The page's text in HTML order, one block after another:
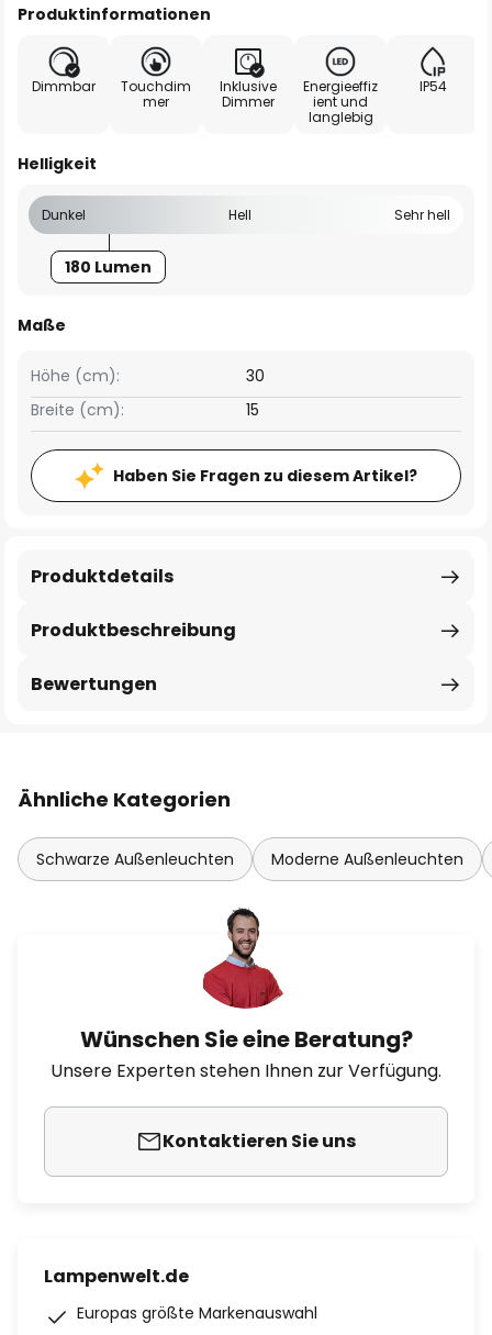
Produktinformationen
Dimmbar
Touchdim
mer
Inklusive
Dimmer
Energieeffiz
ient und
langlebig
IP54
Helligkeit
Dunkel Hell Sehr hell
180 Lumen
Maße
Breite (cm): 15
Höhe (cm): 30
Haben Sie Fragen zu diesem Artikel?
Produktbeschreibung
Produktdetails
Bewertungen
Ähnliche Kategorien
Schwarze Außenleuchten Moderne Außenleuchten
Wünschen Sie eine Beratung?
Unsere Experten stehen Ihnen zur Verfügung.
Kontaktieren Sie uns
Lampenwelt.de
Europas größte Markenauswahl